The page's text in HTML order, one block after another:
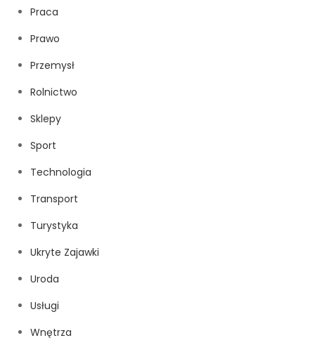
Praca
Prawo
Przemysł
Rolnictwo
Sklepy
Sport
Technologia
Transport
Turystyka
Ukryte Zajawki
Uroda
Usługi
Wnętrza